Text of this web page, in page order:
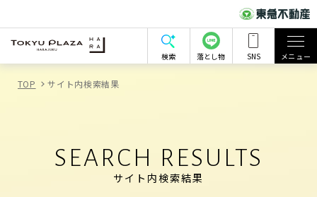
検索 落とし物 SNS メニュー
TOP サイト内検索結果
SEARCH RESULTS
サイト内検索結果